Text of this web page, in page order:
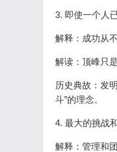
3. 即使一个人
解释：成功从
解读：顶峰只
历史典故：发
斗”的理念。
4. 最大的挑战
解释：管理和